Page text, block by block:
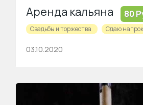
80
Аренда кальяна
Свадьбы и торжества Сдаю
03.10.2020